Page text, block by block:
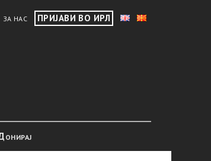
ЗА НАС ПРИЈАВИ ВО ИРЛ